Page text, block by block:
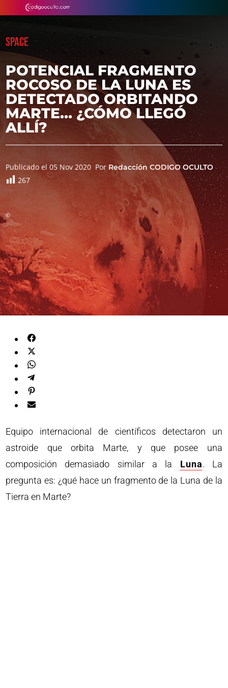
SPACE
POTENCIAL FRAGMENTO
ROCOSO DE LA LUNA ES
DETECTADO ORBITANDO
MARTE… ¿CÓMO LLEGÓ
ALLÍ?
Publicado el 05 Nov 2020 Por Redacción CODIGO OCULTO
267
©
Equipo internacional de científicos detectaron un
astroide que orbita Marte, y que posee una
composición demasiado similar a la Luna. La
pregunta es: ¿qué hace un fragmento de la Luna de la
Tierra en Marte?